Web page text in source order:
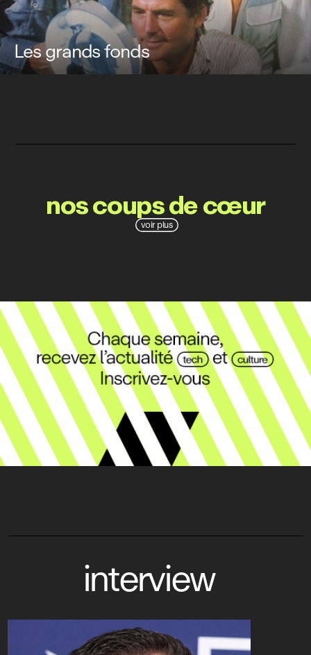
Les grands fonds
voir plus
nos coups de cœur
interview